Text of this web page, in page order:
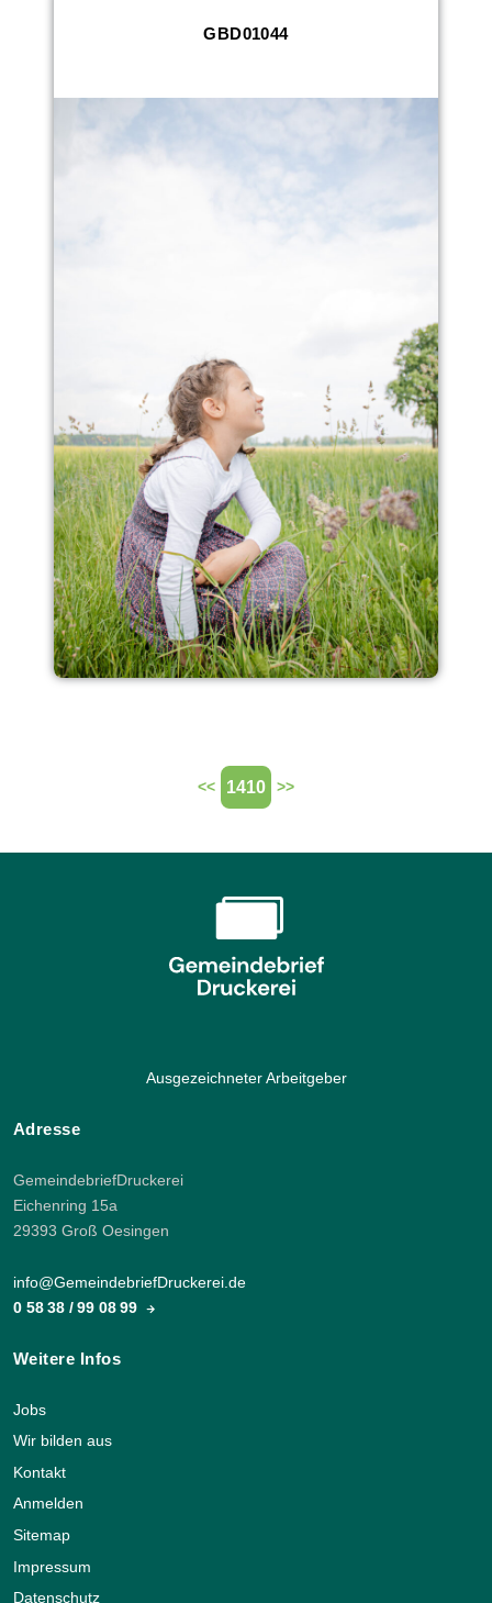
GBD01044
<< 1410 >>
Ausgezeichneter Arbeitgeber
Adresse
GemeindebriefDruckerei
Eichenring 15a
29393 Groß Oesingen
info@GemeindebriefDruckerei.de
0 58 38 / 99 08 99
Weitere Infos
Jobs
Wir bilden aus
Kontakt
Anmelden
Sitemap
Impressum
Datenschutz